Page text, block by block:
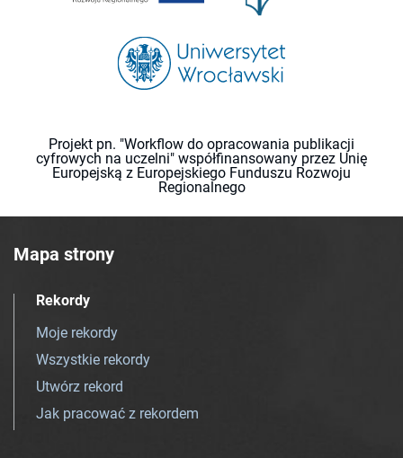
Projekt pn. "Workflow do opracowania publikacji
cyfrowych na uczelni" współfinansowany przez Unię
Europejską z Europejskiego Funduszu Rozwoju
Regionalnego
Mapa strony
Rekordy
Moje rekordy
Wszystkie rekordy
Utwórz rekord
Jak pracować z rekordem